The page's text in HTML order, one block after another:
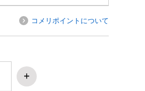
コメリポイントについて